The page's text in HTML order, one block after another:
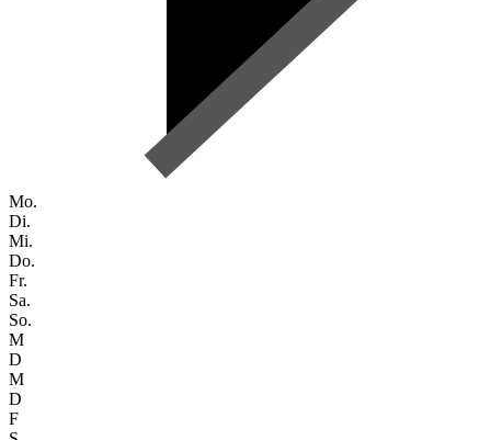
Mo.
Di.
Mi.
Do.
Fr.
Sa.
So.
M
D
M
D
F